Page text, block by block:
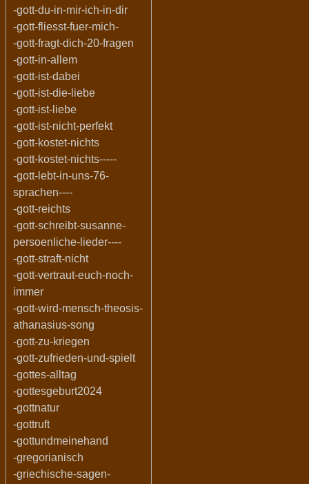
-gott-du-in-mir-ich-in-dir
-gott-fliesst-fuer-mich-
-gott-fragt-dich-20-fragen
-gott-in-allem
-gott-ist-dabei
-gott-ist-die-liebe
-gott-ist-liebe
-gott-ist-nicht-perfekt
-gott-kostet-nichts
-gott-kostet-nichts-----
-gott-lebt-in-uns-76-
sprachen----
-gott-reichts
-gott-schreibt-susanne-
persoenliche-lieder----
-gott-straft-nicht
-gott-vertraut-euch-noch-
immer
-gott-wird-mensch-theosis-
athanasius-song
-gott-zu-kriegen
-gott-zufrieden-und-spielt
-gottes-alltag
-gottesgeburt2024
-gottnatur
-gottruft
-gottundmeinehand
-gregorianisch
-griechische-sagen-